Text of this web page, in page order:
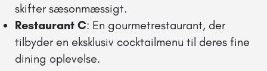
skifter sæsonmæssigt.
Restaurant C: En gourmetrestaurant, der
tilbyder en eksklusiv cocktailmenu til deres fine
dining oplevelse.